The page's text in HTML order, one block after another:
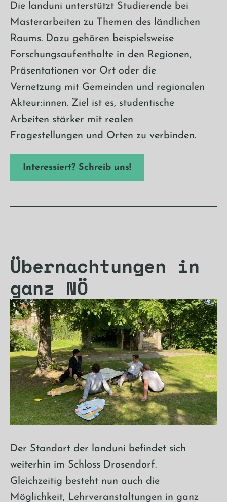
Die landuni unterstützt Studierende bei
Masterarbeiten zu Themen des ländlichen
Raums. Dazu gehören beispielsweise
Forschungsaufenthalte in den Regionen,
Präsentationen vor Ort oder die
Vernetzung mit Gemeinden und regionalen
Akteur:innen. Ziel ist es, studentische
Arbeiten stärker mit realen
Fragestellungen und Orten zu verbinden.
Interessiert? Schreib uns!
Übernachtungen in
ganz NÖ
Der Standort der landuni befindet sich
weiterhin im Schloss Drosendorf.
Gleichzeitig besteht nun auch die
Möglichkeit, Lehrveranstaltungen in ganz